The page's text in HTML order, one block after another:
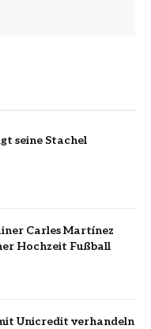
seine Stachel
Carles Martínez
Hochzeit Fußball
Unicredit verhandeln